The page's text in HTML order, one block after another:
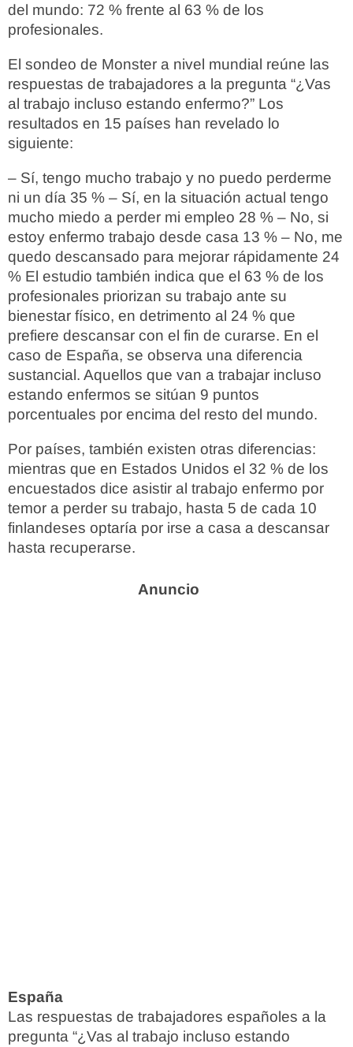
del mundo: 72 % frente al 63 % de los
profesionales.
El sondeo de Monster a nivel mundial reúne las
respuestas de trabajadores a la pregunta “¿Vas
al trabajo incluso estando enfermo?” Los
resultados en 15 países han revelado lo
siguiente:
– Sí, tengo mucho trabajo y no puedo perderme
ni un día 35 % – Sí, en la situación actual tengo
mucho miedo a perder mi empleo 28 % – No, si
estoy enfermo trabajo desde casa 13 % – No, me
quedo descansado para mejorar rápidamente 24
% El estudio también indica que el 63 % de los
profesionales priorizan su trabajo ante su
bienestar físico, en detrimento al 24 % que
prefiere descansar con el fin de curarse. En el
caso de España, se observa una diferencia
sustancial. Aquellos que van a trabajar incluso
estando enfermos se sitúan 9 puntos
porcentuales por encima del resto del mundo.
Por países, también existen otras diferencias:
mientras que en Estados Unidos el 32 % de los
encuestados dice asistir al trabajo enfermo por
temor a perder su trabajo, hasta 5 de cada 10
finlandeses optaría por irse a casa a descansar
hasta recuperarse.
España
Las respuestas de trabajadores españoles a la
pregunta “¿Vas al trabajo incluso estando